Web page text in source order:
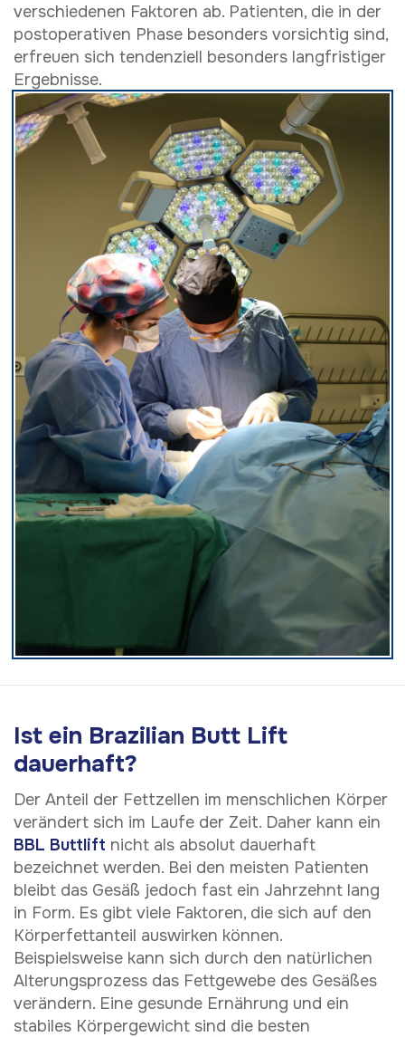
verschiedenen Faktoren ab. Patienten, die in der
postoperativen Phase besonders vorsichtig sind,
erfreuen sich tendenziell besonders langfristiger
Ergebnisse.
Ist ein Brazilian Butt Lift
dauerhaft?
Der Anteil der Fettzellen im menschlichen Körper
verändert sich im Laufe der Zeit. Daher kann ein
BBL Buttlift nicht als absolut dauerhaft
bezeichnet werden. Bei den meisten Patienten
bleibt das Gesäß jedoch fast ein Jahrzehnt lang
in Form. Es gibt viele Faktoren, die sich auf den
Körperfettanteil auswirken können.
Beispielsweise kann sich durch den natürlichen
Alterungsprozess das Fettgewebe des Gesäßes
verändern. Eine gesunde Ernährung und ein
stabiles Körpergewicht sind die besten